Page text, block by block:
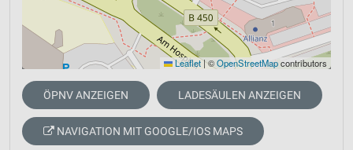
Leaflet|©OpenStreetMapcontributors
ÖPNV ANZEIGEN LADESÄULEN ANZEIGEN
NAVIGATION MIT GOOGLE/IOS MAPS